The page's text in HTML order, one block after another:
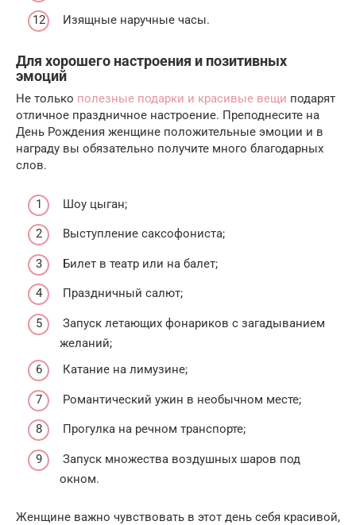
Изящные наручные часы.
Для хорошего настроения и позитивных
эмоций
Не только полезные подарки и красивые вещи подарят
отличное праздничное настроение. Преподнесите на
День Рождения женщине положительные эмоции и в
награду вы обязательно получите много благодарных
слов.
Шоу цыган;
Выступление саксофониста;
Билет в театр или на балет;
Праздничный салют;
Запуск летающих фонариков с загадыванием
желаний;
Катание на лимузине;
Романтический ужин в необычном месте;
Прогулка на речном транспорте;
Запуск множества воздушных шаров под
окном.
Женщине важно чувствовать в этот день себя красивой,